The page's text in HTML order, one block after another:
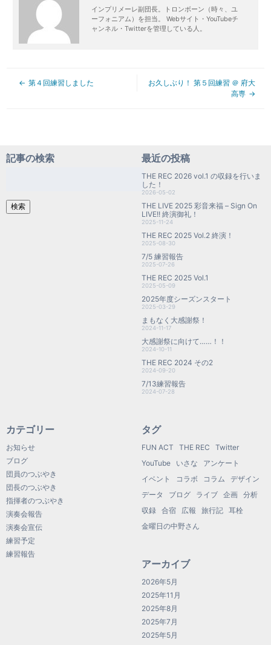
インプリメーレ副団長。トロンボーン（時々、ユ
ーフォニアム）を担当。 Webサイト・YouTubeチ
ャンネル・Twitterを管理している人。
第４回練習しました
お久しぶり！ 第５回練習 ＠ 府大
高専
記事の検索
検索
最近の投稿
THE REC 2026 vol.1 の収録を行いま
した！
2026-05-02
THE LIVE 2025 彩音来福 – Sign On
LIVE!! 終演御礼！
2025-11-24
THE REC 2025 Vol.2 終演！
2025-08-30
7/5 練習報告
2025-07-26
THE REC 2025 Vol.1
2025-05-09
2025年度シーズンスタート
2025-03-29
まもなく大感謝祭！
2024-11-17
大感謝祭に向けて……！！
2024-10-11
THE REC 2024 その2
2024-09-20
7/13練習報告
2024-07-28
カテゴリー
お知らせ
ブログ
団員のつぶやき
団長のつぶやき
指揮者のつぶやき
演奏会報告
演奏会宣伝
練習予定
練習報告
タグ
FUN ACT THE REC
Twitter
YouTube
いさな
アンケート
イベント
コラボ コラム
デザイン
データ
ブログ ライブ 企画
分析
収録
合宿 広報 旅行記
耳栓
金曜日の中野さん
アーカイブ
2026年5月
2025年11月
2025年8月
2025年7月
2025年5月